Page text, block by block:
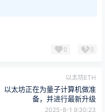
0 0
以太坊ETH
以太坊正在为量子计算机做准
备，并进行最新升级
2025-8-1 9:30:23